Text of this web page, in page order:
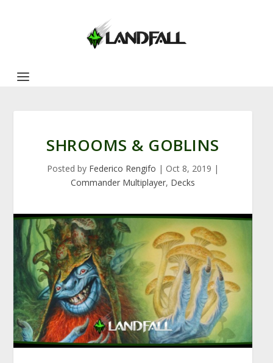
SHROOMS & GOBLINS
Posted by Federico Rengifo | Oct 8, 2019 |
Commander Multiplayer, Decks